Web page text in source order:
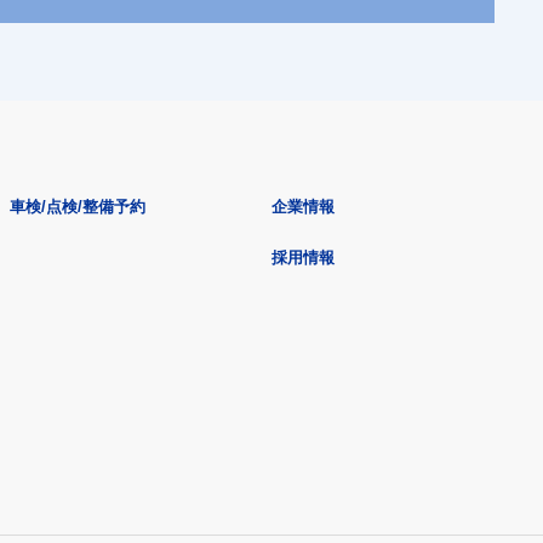
車検/点検/整備予約 企業情報
採用情報